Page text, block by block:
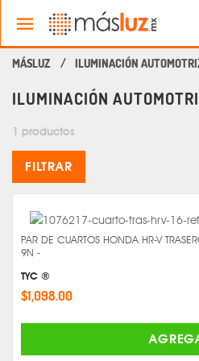
ILUMINACIÓN
ILUMINACIÓN
1 productos
FILTRAR
PAR DE CUARTOS HONDA HR-V
9N -
TYC ®
$1,098.00